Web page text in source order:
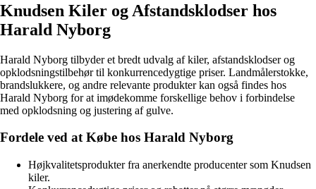
Knudsen Kiler og Afstandsklodser hos
Harald Nyborg
Harald Nyborg tilbyder et bredt udvalg af kiler, afstandsklodser og
opklodsningstilbehør til konkurrencedygtige priser. Landmålerstokke,
brandslukkere, og andre relevante produkter kan også findes hos
Harald Nyborg for at imødekomme forskellige behov i forbindelse
med opklodsning og justering af gulve.
Fordele ved at Købe hos Harald Nyborg
Højkvalitetsprodukter fra anerkendte producenter som Knudsen
kiler.